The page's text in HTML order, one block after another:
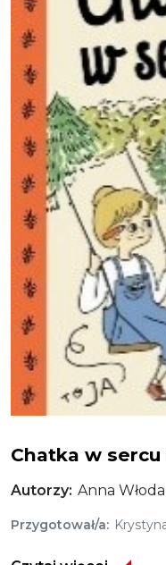
Chatka w sercu
Autorzy Anna
Przygotował/a